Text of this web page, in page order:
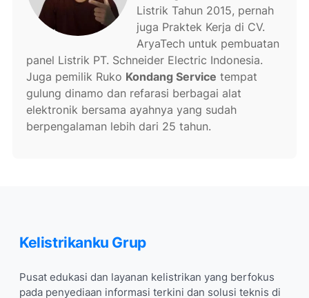
Listrik Tahun 2015, pernah
juga Praktek Kerja di CV.
AryaTech untuk pembuatan
panel Listrik PT. Schneider Electric Indonesia.
Juga pemilik Ruko Kondang Service tempat
gulung dinamo dan refarasi berbagai alat
elektronik bersama ayahnya yang sudah
berpengalaman lebih dari 25 tahun.
Kelistrikanku Grup
Pusat edukasi dan layanan kelistrikan yang berfokus
pada penyediaan informasi terkini dan solusi teknis di